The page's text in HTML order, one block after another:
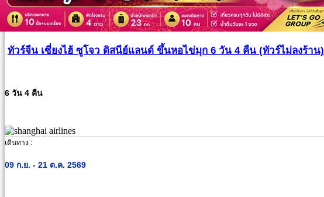
ทัวร์จีน เซี่ยงไฮ้ ซูโจว ดิสนีย์แลนด์ ขึ้นหอไข่มุก 6 วัน 4 คืน (ทัวร์ไม่ลงร้าน)
6 วัน 4 คืน
เดินทาง :
09 ก.ย. - 21 ต.ค. 2569